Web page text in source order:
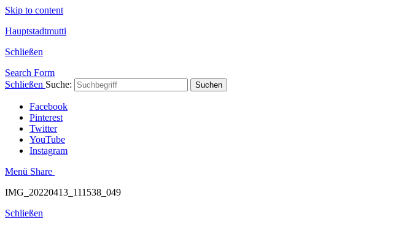
Skip to content
Hauptstadtmutti
Schließen
Search Form
Schließen Suche: Suchen
Facebook
Pinterest
Twitter
YouTube
Instagram
Menü Share
IMG_20220413_111538_049
Schließen